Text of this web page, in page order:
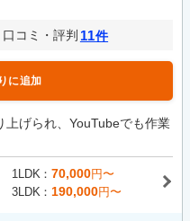
口コミ・評判 11件
に追加
上げられ、YouTubeでも作業
1LDK 70,000円〜
3LDK 190,000円〜